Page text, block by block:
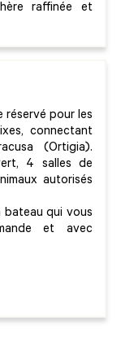
raffinée et
réservé pour les
connectant
(Ortigia).
4 salles de
autorisés
bateau qui vous
et avec